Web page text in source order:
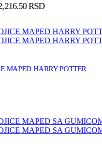
RSDRaspon
od
554.40 RSD
MAPED HARRY POTTER